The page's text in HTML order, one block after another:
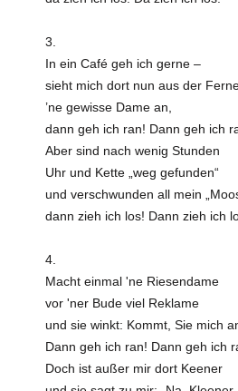
3.
In ein Café geh ich gerne –
sieht mich dort nun aus der
’ne gewisse Dame an,
dann geh ich ran! Dann geh ich
Aber sind nach wenig Stunden
Uhr und Kette „weg gefunden“
und verschwunden all mein
dann zieh ich los! Dann zieh ich
4.
Macht einmal 'ne Riesendame
vor 'ner Bude viel Reklame
und sie winkt: Kommt, Sie mich
Dann geh ich ran! Dann geh ich
Doch ist außer mir dort Keener